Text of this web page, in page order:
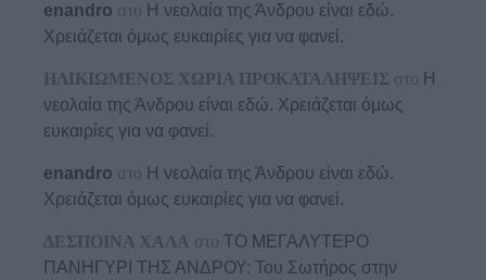
enandro στο Η νεολαία της Άνδρου είναι εδώ.
Χρειάζεται όμως ευκαιρίες για να φανεί.
ΗΛΙΚΙΩΜΕΝΟΣ ΧΩΡΙΑ ΠΡΟΚΑΤΑΛΗΨΕΙΣ στο Η
νεολαία της Άνδρου είναι εδώ. Χρειάζεται όμως
ευκαιρίες για να φανεί.
enandro στο Η νεολαία της Άνδρου είναι εδώ.
Χρειάζεται όμως ευκαιρίες για να φανεί.
ΔΕΣΠΟΙΝΑ ΧΑΛΑ στο
ΤΟ ΜΕΓΑΛΥΤΕΡΟ
ΠΑΝΗΓΥΡΙ ΤΗΣ ΑΝΔΡΟΥ: Του Σωτήρος στην